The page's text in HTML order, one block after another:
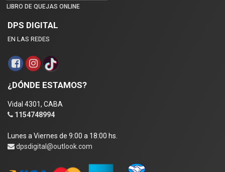
LIBRO DE QUEJAS ONLINE
DPS DIGITAL
EN LAS REDES
¿DÓNDE ESTAMOS?
Vidal 4301, CABA
1154748994
Lunes a Viernes de 9:00 a 18:00 hs.
dpsdigital@outlook.com